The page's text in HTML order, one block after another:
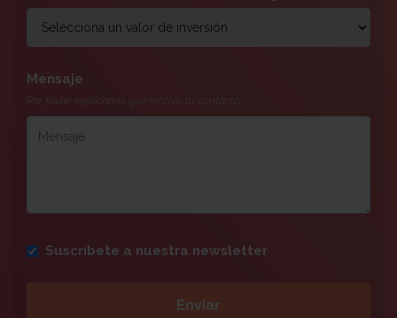
Mensaje
Por favor, explícanos que motivo tu contacto
Suscríbete a nuestra newsletter